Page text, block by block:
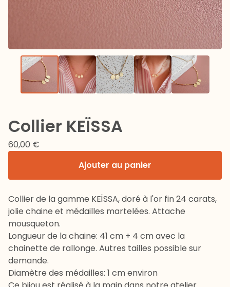
Collier KEÏSSA
60,00 €
Ajouter au panier
Collier de la gamme KEÏSSA, doré à l'or fin 24 carats,
jolie chaine et médailles martelées. Attache
mousqueton.
Longueur de la chaine: 41 cm + 4 cm avec la
chainette de rallonge. Autres tailles possible sur
demande.
Diamètre des médailles: 1 cm environ